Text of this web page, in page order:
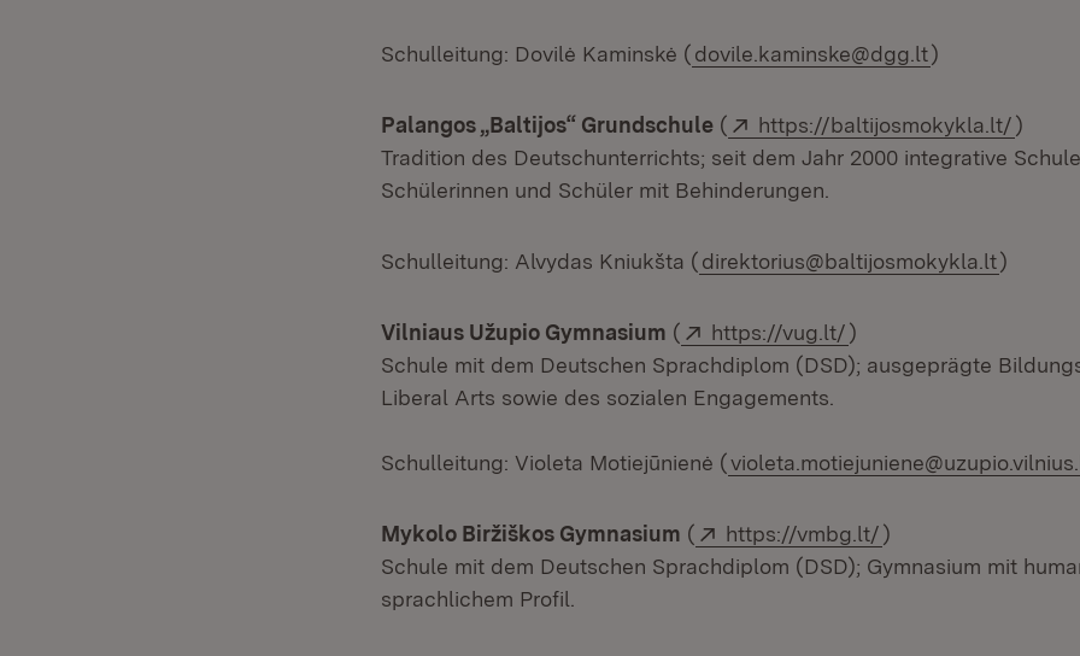
Schulleitung: Dovilė Kaminskė (dovile.kaminske@dgg.lt)
Palangos „Baltijos“ Grundschule ( Extern:
https://baltijosmokykla.lt/)
Tradition des Deutschunterrichts; seit dem Jahr 2000 integrative
Schülerinnen und Schüler mit Behinderungen.
Schulleitung: Alvydas Kniukšta (direktorius@baltijosmokykla.lt)
Vilniaus Užupio Gymnasium ( Extern:
https://vug.lt/(Öffnet in neuem
)
Schule mit dem Deutschen Sprachdiplom (DSD); ausgeprägte
Liberal Arts sowie des sozialen Engagements.
Schulleitung: Violeta Motiejūnienė (
Mykolo Biržiškos Gymnasium ( Extern:
https://vmbg.lt/(Öffnet in neuem
)
Schule mit dem Deutschen Sprachdiplom (DSD); Gymnasium mit
sprachlichem Profil.